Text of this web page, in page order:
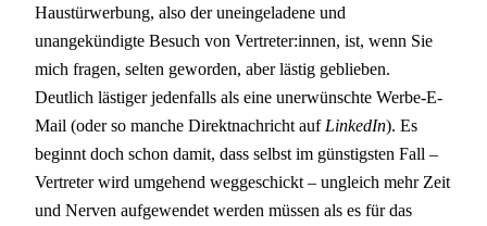
Haustürwerbung, also der uneingeladene und
unangekündigte Besuch von Vertreter:innen, ist, wenn Sie
mich fragen, selten geworden, aber lästig geblieben.
Deutlich lästiger jedenfalls als eine unerwünschte Werbe-E-
Mail (oder so manche Direktnachricht auf LinkedIn). Es
beginnt doch schon damit, dass selbst im günstigsten Fall –
Vertreter wird umgehend weggeschickt – ungleich mehr Zeit
und Nerven aufgewendet werden müssen als es für das